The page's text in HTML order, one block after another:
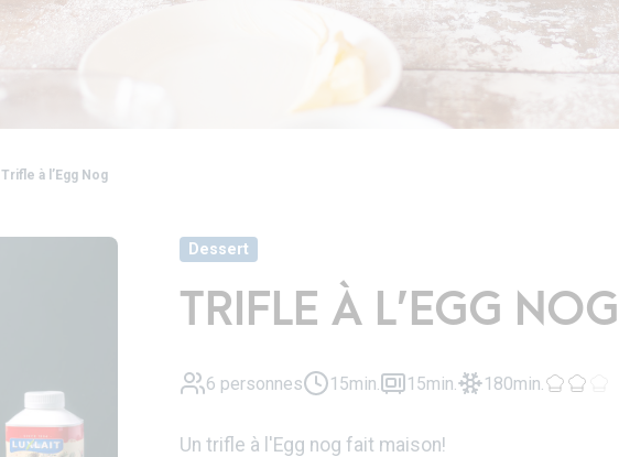
Trifle à l’Egg Nog
Dessert
TRIFLE À L’EGG NOG
6 personnes 15min. 15min. 180min.
Un trifle à l'Egg nog fait maison!